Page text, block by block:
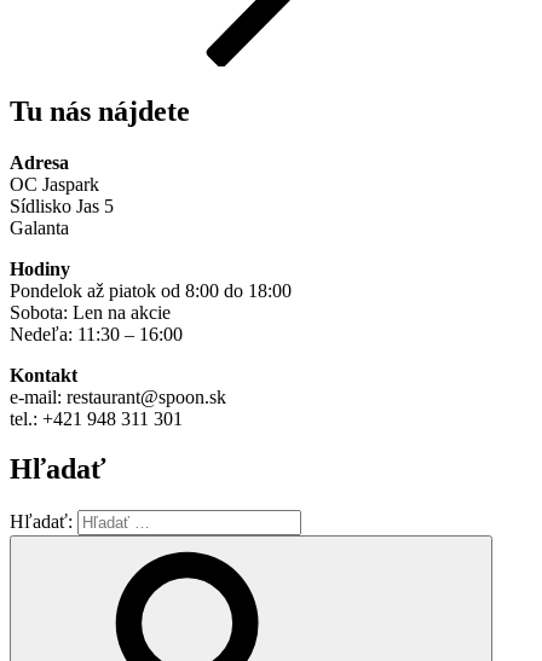
Tu nás nájdete
Adresa
OC Jaspark
Sídlisko Jas 5
Galanta
Hodiny
Pondelok až piatok od 8:00 do 18:00
Sobota: Len na akcie
Nedeľa: 11:30 – 16:00
Kontakt
e-mail: restaurant@spoon.sk
tel.: +421 948 311 301
Hľadať
Hľadať: